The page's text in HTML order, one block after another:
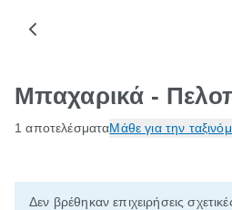
Μπαχαρικά -
1 αποτελέσματαΜάθε για την
Δεν βρέθηκαν επιχειρήσεις